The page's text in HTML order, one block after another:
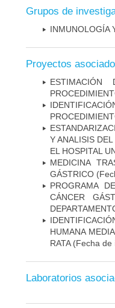
Grupos de
INMUNOLOGÍA
Proyectos
Y ANALISIS
EL HOSPITAL
MEDICINA
GÁSTRICO
PROGRAMA
CÁNCER
HUMANA
RATA(Fecha de
Laboratorios